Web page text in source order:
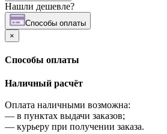
Нашли дешевле?
Cпособы оплаты
×
Cпособы оплаты
Наличный расчёт
Оплата наличными возможна:
— в пунктах выдачи заказов;
— курьеру при получении заказа.